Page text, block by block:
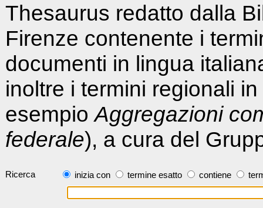
Thesaurus redatto dalla
Firenze contenente i
documenti in lingua
inoltre i termini regionali
esempioAggregazioni
federale), a cura del
Ricerca inizia con termine esatto contiene